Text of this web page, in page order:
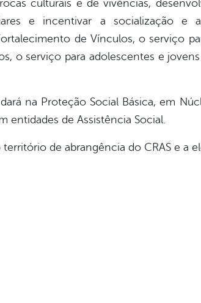
culturais e de vivências,
e incentivar a socialização e
de Vínculos, o serviço
o serviço para adolescentes e
na Proteção Social Básica, em
entidades de Assistência Social.
de abrangência do CRAS e a